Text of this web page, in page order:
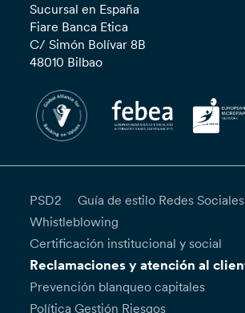
Sucursal en España
Fiare Banca Etica
C/ Simón Bolívar 8B
48010 Bilbao
PSD2
Guía de estilo Redes Sociales
Whistleblowing
Certificación institucional y social
Reclamaciones y atención al
Prevención blanqueo capitales
Política Gestión Riesgos